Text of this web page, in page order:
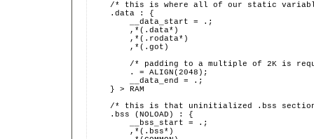
/* this is where all of our static
    .data : {
        __data_start = .;
        ,*(.data*)
        ,*(.rodata*)
        ,*(.got)
/* padding to a multiple of 2K is
        . = ALIGN(2048);
        __data_end = .;
    } > RAM
/* this is that uninitialized .bss
    .bss (NOLOAD) : {
        __bss_start = .;
        ,*(.bss*)